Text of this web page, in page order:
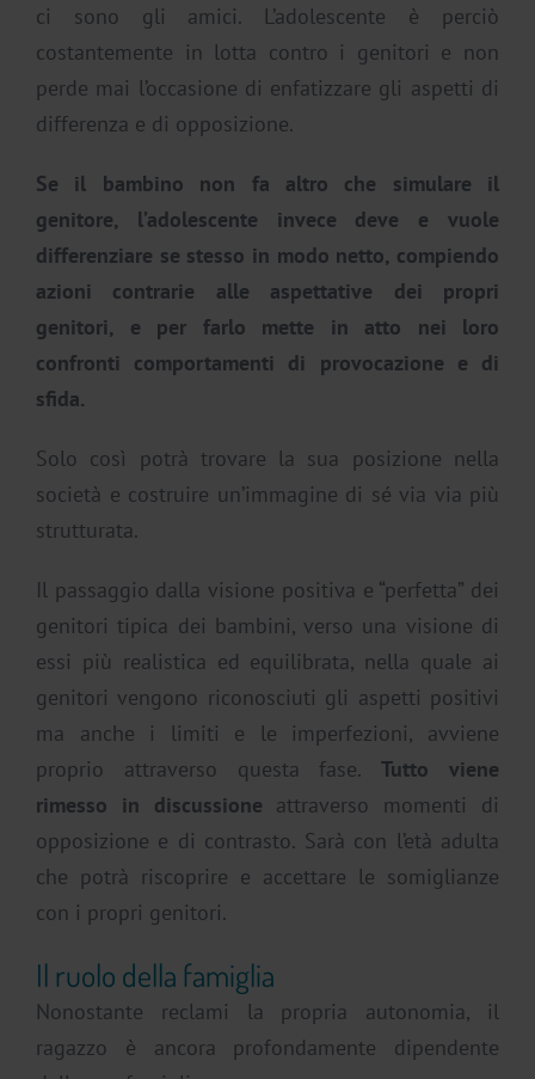
ci sono gli amici. L’adolescente è perciò
costantemente in lotta contro i genitori e non
perde mai l’occasione di enfatizzare gli aspetti di
differenza e di opposizione.
Se il bambino non fa altro che simulare il
genitore, l’adolescente invece deve e vuole
differenziare se stesso in modo netto, compiendo
azioni contrarie alle aspettative dei propri
genitori, e per farlo mette in atto nei loro
confronti comportamenti di provocazione e di
sfida.
Solo così potrà trovare la sua posizione nella
società e costruire un’immagine di sé via via più
strutturata.
Il passaggio dalla visione positiva e “perfetta” dei
genitori tipica dei bambini, verso una visione di
essi più realistica ed equilibrata, nella quale ai
genitori vengono riconosciuti gli aspetti positivi
ma anche i limiti e le imperfezioni, avviene
proprio attraverso questa fase.Tutto viene
rimesso in discussione attraverso momenti di
opposizione e di contrasto. Sarà con l’età adulta
che potrà riscoprire e accettare le somiglianze
con i propri genitori.
Il ruolo della famiglia
Nonostante reclami la propria autonomia, il
ragazzo è ancora profondamente dipendente